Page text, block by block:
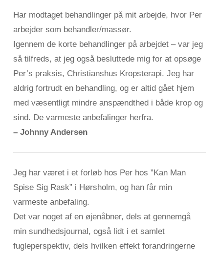
Har modtaget behandlinger på mit arbejde, hvor Per
arbejder som behandler/massør.
Igennem de korte behandlinger på arbejdet – var jeg
så tilfreds, at jeg også besluttede mig for at opsøge
Per’s praksis, Christianshus Kropsterapi. Jeg har
aldrig fortrudt en behandling, og er altid gået hjem
med væsentligt mindre anspændthed i både krop og
sind. De varmeste anbefalinger herfra.
– Johnny Andersen
Jeg har været i et forløb hos Per hos ”Kan Man
Spise Sig Rask” i Hørsholm, og han får min
varmeste anbefaling.
Det var noget af en øjenåbner, dels at gennemgå
min sundhedsjournal, også lidt i et samlet
fugleperspektiv, dels hvilken effekt forandringerne